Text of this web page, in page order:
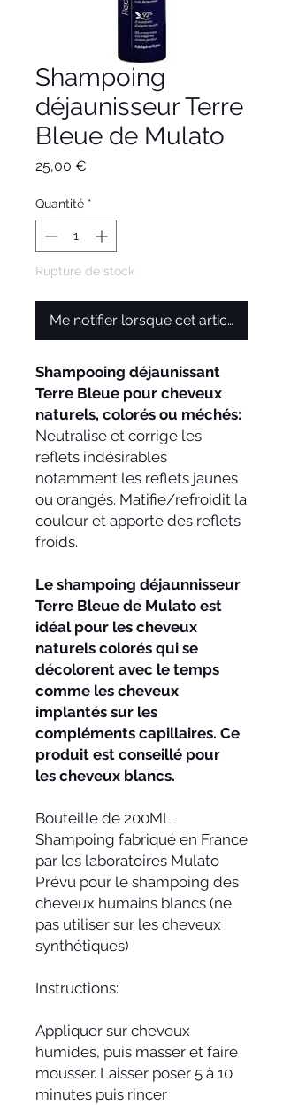
Shampoing
déjaunisseur Terre
Bleue de Mulato
25,00 €
Quantité *
Rupture de stock
Me notifier lorsque cet article est
Shampooing déjaunissant
Terre Bleue pour cheveux
naturels, colorés ou méchés:
Neutralise et corrige les
reflets indésirables
notamment les reflets jaunes
ou orangés. Matifie/refroidit la
couleur et apporte des reflets
froids.
Le shampoing déjaunnisseur
Terre Bleue de Mulato est
idéal pour les cheveux
naturels colorés qui se
décolorent avec le temps
comme les cheveux
implantés sur les
compléments capillaires. Ce
produit est conseillé pour
les cheveux blancs.
Bouteille de 200ML
Shampoing fabriqué en France
par les laboratoires Mulato
Prévu pour le shampoing des
cheveux humains blancs (ne
pas utiliser sur les cheveux
synthétiques)
Instructions:
Appliquer sur cheveux
humides, puis masser et faire
mousser. Laisser poser 5 à 10
minutes puis rincer